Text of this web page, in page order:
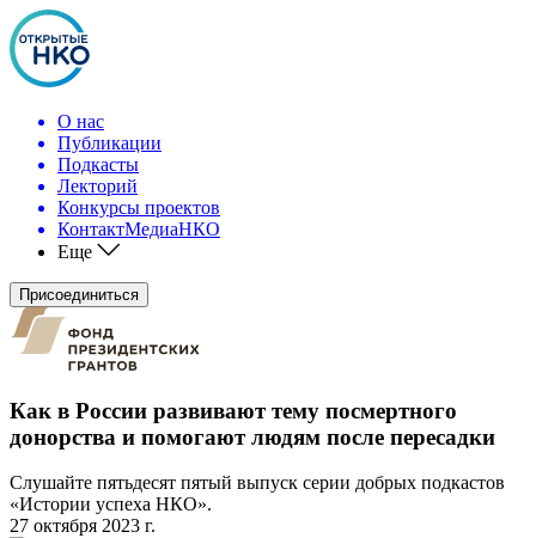
О нас
Публикации
Подкасты
Лекторий
Конкурсы проектов
КонтактМедиаНКО
Еще
Присоединиться
Как в России развивают тему посмертного
донорства и помогают людям после пересадки
Слушайте пятьдесят пятый выпуск серии добрых подкастов
«Истории успеха НКО».
27 октября 2023 г.